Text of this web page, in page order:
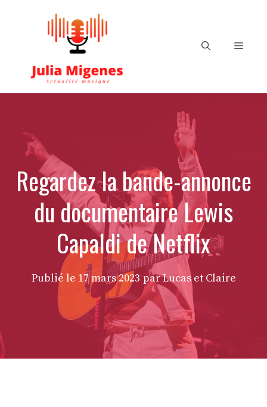
Menu
Regardez la bande-annonce
du documentaire Lewis
Capaldi de Netflix
Publié le 17 mars 2023 par Lucas et Claire